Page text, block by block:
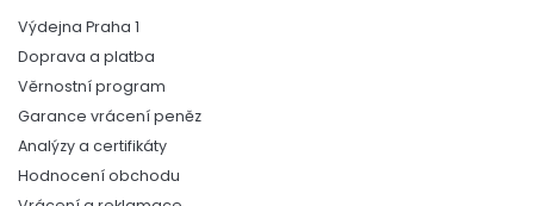
Výdejna Praha 1
Doprava a platba
Věrnostní program
Garance vrácení peněz
Analýzy a certifikáty
Hodnocení obchodu